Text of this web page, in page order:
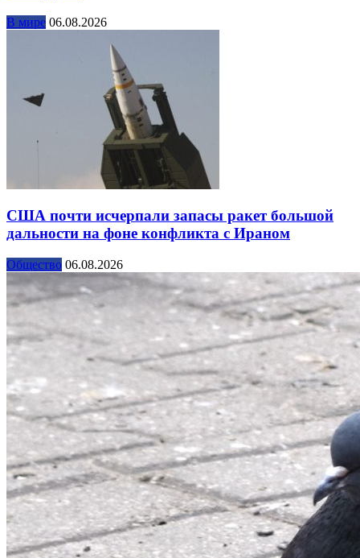
В мире 06.08.2026
США почти исчерпали запасы ракет большой
дальности на фоне конфликта с Ираном
Общество 06.08.2026